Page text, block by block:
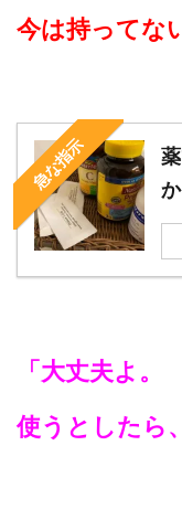
今は持ってな
急な指示
「大丈夫よ。
使うとしたら